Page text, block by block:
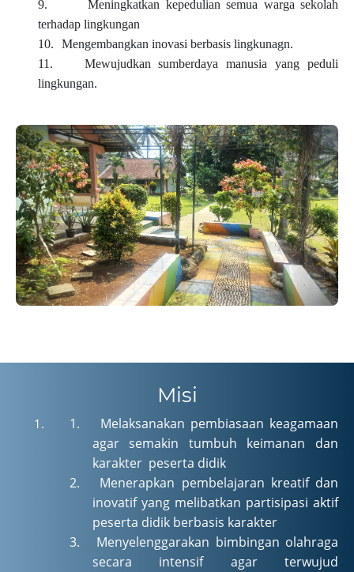
9.
Meningkatkan kepedulian semua warga sekolah
terhadap lingkungan
10.
Mengembangkan inovasi berbasis lingkunagn.
11.
Mewujudkan sumberdaya manusia yang peduli
lingkungan.
Misi
1.
Melaksanakan pembiasaan keagamaan
agar semakin tumbuh keimanan dan
karakter peserta didik
2.
Menerapkan pembelajaran kreatif dan
inovatif yang melibatkan partisipasi aktif
peserta didik berbasis karakter
3.
Menyelenggarakan bimbingan olahraga
secara intensif agar terwujud